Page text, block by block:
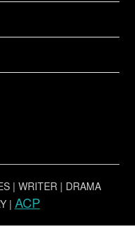
| WRITER | DRAMA
| ACP